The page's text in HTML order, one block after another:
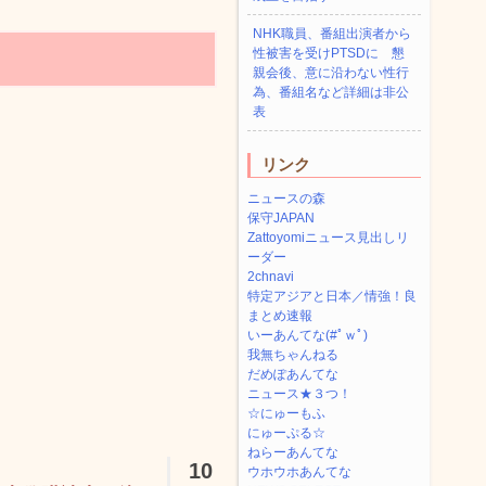
10
NHK職員、番組出演者から
性被害を受けPTSDに 懇
親会後、意に沿わない性行
為、番組名など詳細は非公
表
リンク
ニュースの森
保守JAPAN
Zattoyomiニュース見出しリ
ーダー
2chnavi
特定アジアと日本／情強！良
まとめ速報
いーあんてな(#ﾟｗﾟ)
我無ちゃんねる
だめぽあんてな
ニュース★３つ！
☆にゅーもふ
にゅーぷる☆
ねらーあんてな
ウホウホあんてな